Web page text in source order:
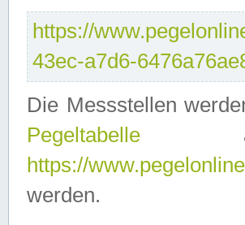
https://
43ec-a7d6-
Die Messstellen
Pegeltabelle
https://
werden.